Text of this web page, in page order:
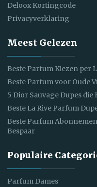
Deloox Kortingcode
Privacyverklaring
Meest Gelezen
Beste Parfum Kiezen per
Beste Parfum voor Oude
5 Dior Sauvage Dupes
Beste La Rive Parfum
Beste Parfum
Bespaar
Populaire
Parfum Dames